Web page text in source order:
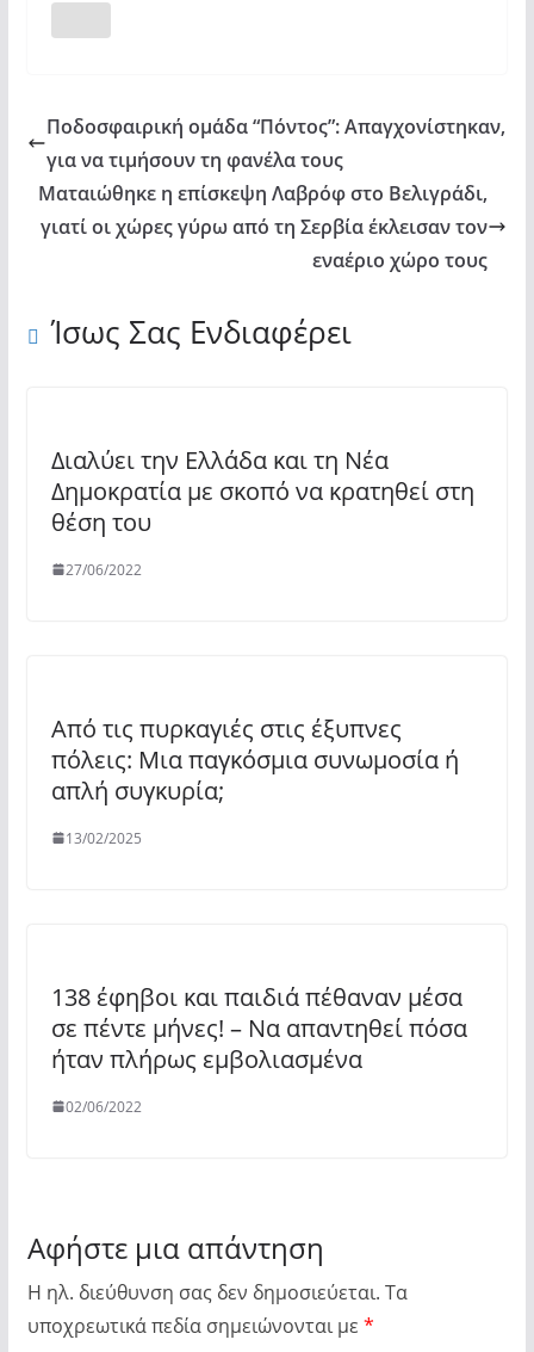
Ποδοσφαιρική ομάδα “Πόντος”: Απαγχονίστηκαν,
για να τιμήσουν τη φανέλα τους
Ματαιώθηκε η επίσκεψη Λαβρόφ στο Βελιγράδι,
γιατί οι χώρες γύρω από τη Σερβία έκλεισαν τον
εναέριο χώρο τους
Ίσως Σας Ενδιαφέρει
Διαλύει την Ελλάδα και τη Νέα
Δημοκρατία με σκοπό να κρατηθεί στη
θέση του
27/06/2022
Από τις πυρκαγιές στις έξυπνες
πόλεις: Μια παγκόσμια συνωμοσία ή
απλή συγκυρία;
13/02/2025
138 έφηβοι και παιδιά πέθαναν μέσα
σε πέντε μήνες! – Να απαντηθεί πόσα
ήταν πλήρως εμβολιασμένα
02/06/2022
Αφήστε μια απάντηση
Η ηλ. διεύθυνση σας δεν δημοσιεύεται. Τα
υποχρεωτικά πεδία σημειώνονται με *